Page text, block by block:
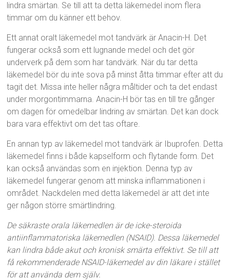
lindra smärtan. Se till att ta detta läkemedel inom flera
timmar om du känner ett behov.
Ett annat oralt läkemedel mot tandvärk är Anacin-H. Det
fungerar också som ett lugnande medel och det gör
underverk på dem som har tandvärk. När du tar detta
läkemedel bör du inte sova på minst åtta timmar efter att du
tagit det. Missa inte heller några måltider och ta det endast
under morgontimmarna. Anacin-H bör tas en till tre gånger
om dagen för omedelbar lindring av smärtan. Det kan dock
bara vara effektivt om det tas oftare.
En annan typ av läkemedel mot tandvärk är Ibuprofen. Detta
läkemedel finns i både kapselform och flytande form. Det
kan också användas som en injektion. Denna typ av
läkemedel fungerar genom att minska inflammationen i
området. Nackdelen med detta läkemedel är att det inte
ger någon större smärtlindring.
De säkraste orala läkemedlen är de icke-steroida
antiinflammatoriska läkemedlen (NSAID). Dessa läkemedel
kan lindra både akut och kronisk smärta effektivt. Se till att
få rekommenderade NSAID-läkemedel av din läkare i stället
för att använda dem själv.